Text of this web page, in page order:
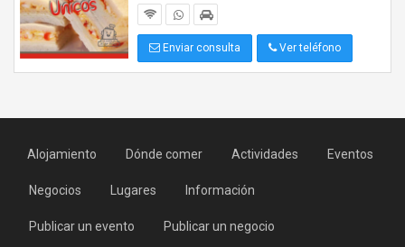
Enviar consulta Ver teléfono
Alojamiento Dónde comer Actividades Eventos
Negocios Lugares Información
Publicar un evento Publicar un negocio